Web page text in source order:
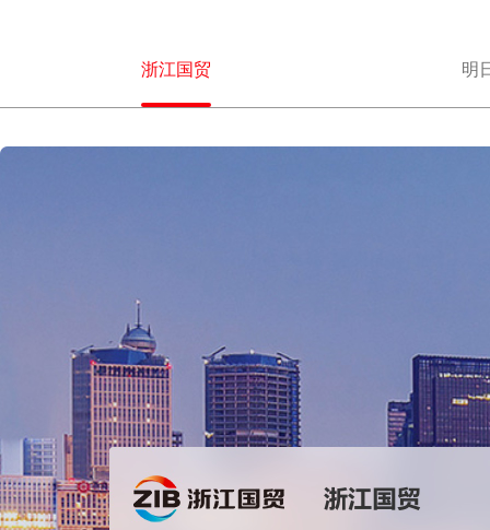
浙江国贸 明